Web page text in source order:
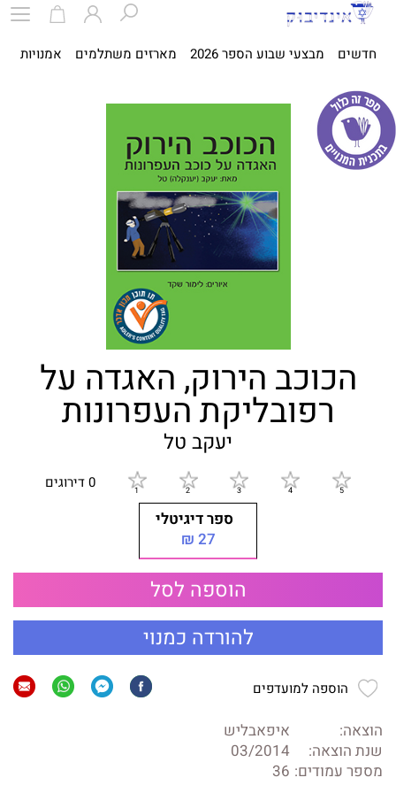
חדשים מבצעי שבוע הספר 2026 מארזים משתלמים אמנויות
הכוכב הירוק, האגדה על
רפובליקת העפרונות
יעקב טל
0 דירוגים
ספר דיגיטלי
27 ₪
הוספה לסל
להורדה כמנוי
הוספה למועדפים
הוצאה:
איפאבליש
שנת הוצאה:
03/2014
מספר עמודים: 36